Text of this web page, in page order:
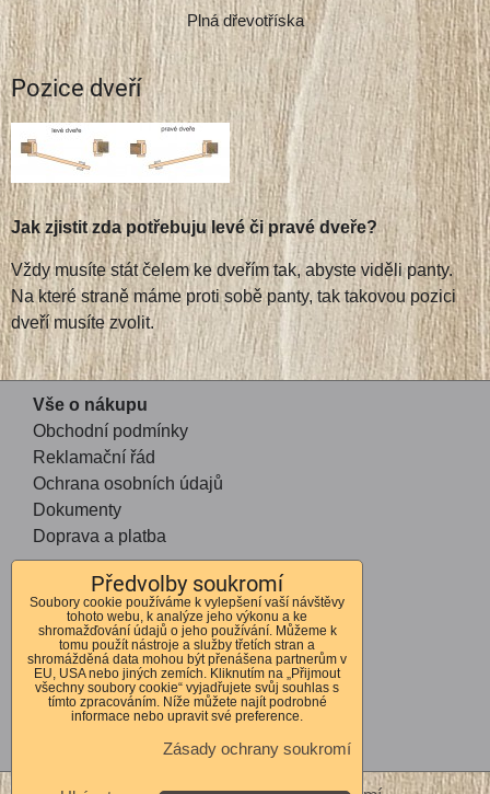
Plná dřevotříska
Pozice dveří
Jak zjistit zda potřebuju levé či pravé dveře?
Vždy musíte stát čelem ke dveřím tak, abyste viděli panty.
Na které straně máme proti sobě panty, tak takovou pozici
dveří musíte zvolit.
Vše o nákupu
Obchodní podmínky
Reklamační řád
Ochrana osobních údajů
Dokumenty
Doprava a platba
Kontakt
Andrea Mohauptová
Kvítkov 56
Česká Lípa
470 01
DIČ CZ7762262310
Předvolby soukromí
Soubory cookie používáme k vylepšení vaší návštěvy
tohoto webu, k analýze jeho výkonu a ke
shromažďování údajů o jeho používání. Můžeme k
tomu použít nástroje a služby třetích stran a
shromážděná data mohou být přenášena partnerům v
EU, USA nebo jiných zemích. Kliknutím na „Přijmout
všechny soubory cookie“ vyjadřujete svůj souhlas s
tímto zpracováním. Níže můžete najít podrobné
informace nebo upravit své preference.
Zásady ochrany soukromí